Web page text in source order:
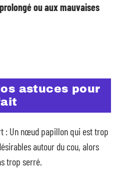
ou aux mauvaises
astuces pour
: Un nœud papillon qui est trop
autour du cou, alors
trop serré.